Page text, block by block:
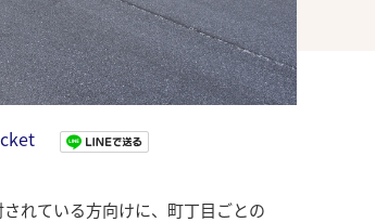
れている方向けに、町丁目ごとの